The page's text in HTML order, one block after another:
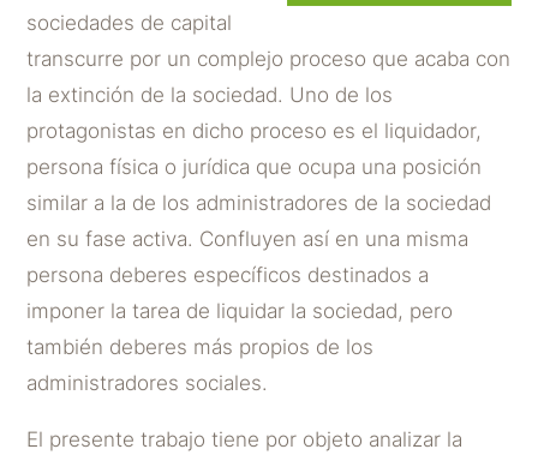
sociedades de capital
transcurre por un complejo proceso que acaba con
la extinción de la sociedad. Uno de los
protagonistas en dicho proceso es el liquidador,
persona física o jurídica que ocupa una posición
similar a la de los administradores de la sociedad
en su fase activa. Confluyen así en una misma
persona deberes específicos destinados a
imponer la tarea de liquidar la sociedad, pero
también deberes más propios de los
administradores sociales.
El presente trabajo tiene por objeto analizar la